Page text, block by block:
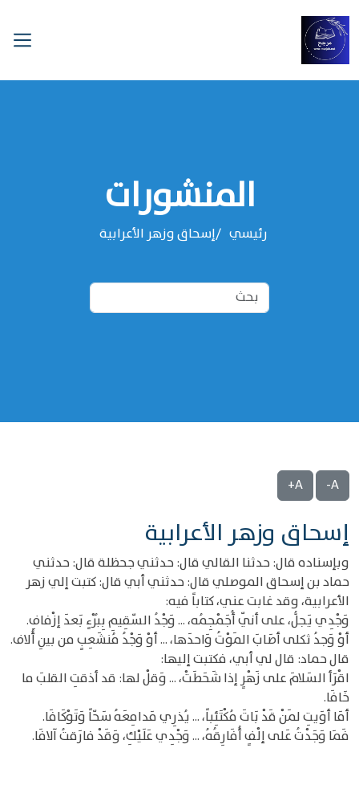
المنشورات
رئيسي إسحاق وزهر الأعرابية
A-
A+
إسحاق وزهر الأعرابية
وبإسناده قال: حدثنا القالي قال: حدثني جحظلة قال: حدثني
حماد بن إسحاق الموصلي قال: حدثني أبي قال: كتبت إلي زهر
الأعرابية، وقد غابت عني، كتاباً فيه:
وَجْدِي يَجلُّ، على أنّي أُجَمْجِمُه، ... وَجْدُ السّقِيمِ بِبُرْءٍ بَعدَ إزْفافِ.
أوْ وَجدُ ثكلى أصَابَ المَوْتُ وَاحدَها، ... أوْ وَجْدُ مُنشَعِبٍ من بينِ أُلاف.
قال حماد: قال لي أبي، فكتبت إليها:
اقْرَأ السَلامَ على زَهْرٍ إذا شَحَطَتْ، ... وَقلْ لها: قد أذقتِ القلبَ ما
خَافَا.
أمَا أوَيتِ لمَنْ قَدْ بَاتَ مُكْتَئِباً، ... يُذرِي مَدامِعَهُ سَحّاً وَتَوْكَافَا.
فَمَا وَجَدْتُ عَلى إلْفٍ أُفَارِقُهُ، ... وَجْدِي عَلَيْكِ، وَقَدْ فارَقتُ آلافَا.